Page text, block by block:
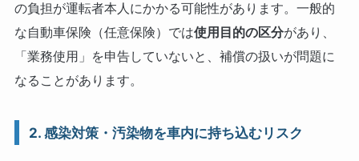
の負担が運転者本人にかかる可能性があります。一般的
な自動車保険（任意保険）では使用目的の区分があり、
「業務使用」を申告していないと、補償の扱いが問題に
なることがあります。
2. 感染対策・汚染物を車内に持ち込むリスク